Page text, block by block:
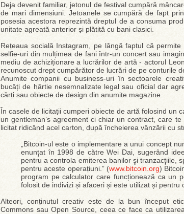
Deja devenit familiar, jetonul de festival cumpără
de mari dimensiuni. Jetoanele se cumpără de fapt
posesia acestora reprezintă dreptul de a consuma
unitate agreată anterior și plătită cu bani clasici.
Rețeaua socială Instagram, pe lângă faptul că
selfie-uri din mulțimea de fani într-un concert sau
mediu de achiziționare a lucrărilor de artă - actorul
recunoscut drept cumpărător de lucrări de pe conturile
Anumite companii cu business-uri în sectoarele
bucăți de hârtie nesemnalizate legal sau oficial dar
cărți sau obiecte de design din anumite magazine.
În casele de licitații cumperi obiecte de artă folosind un
un gentleman’s agreement ci chiar un contract, care
licitat ridicând acel carton, după încheierea vânzării cu
„Bitcoin-ul este o implementare a unui concept
enunţat în 1998 de către Wei Dai, sugerând
pentru a controla emiterea banilor şi tranzacţiile,
pentru aceste operațiuni.” (www.bitcoin.org)
program pe calculator care funcționează ca un
folosit de indivizi și afaceri și este utilizat și
Alteori, conținutul creativ este de la bun început
Commons sau Open Source, ceea ce face ca